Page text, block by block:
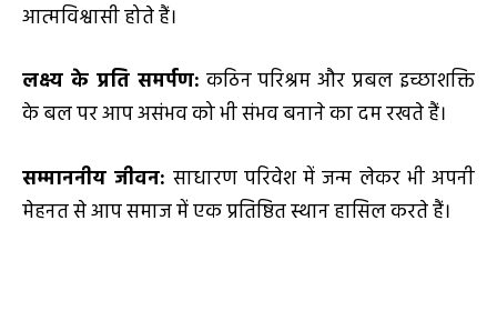
आत्मविश्वासी होते हैं।
लक्ष्य के प्रति समर्पण: कठिन परिश्रम और प्रबल इच्छाशक्ति
के बल पर आप असंभव को भी संभव बनाने का दम रखते हैं।
सम्माननीय जीवन: साधारण परिवेश में जन्म लेकर भी अपनी
मेहनत से आप समाज में एक प्रतिष्ठित स्थान हासिल करते हैं।